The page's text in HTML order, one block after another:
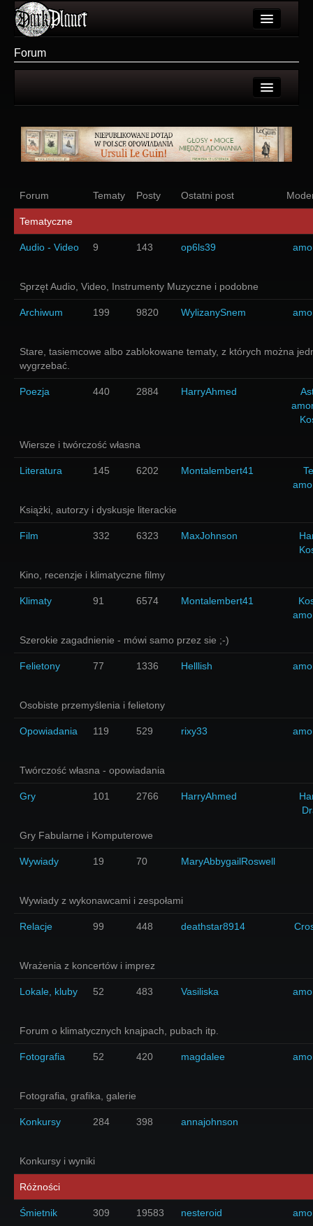
Użytkownicy
Galeria
Forum
Login
Forum
Nowe tematy
Rejestracja
Forum Tematy Posty Ostatni post
Tematyczne
Audio - Video 9 143 op6ls39
Sprzęt Audio, Video, Instrumenty Muzyczne i podobne
Archiwum 199 9820 WylizanySnem
Stare, tasiemcowe albo zablokowane tematy, z których można
wygrzebać.
Poezja 440 2884 HarryAhmed
Wiersze i twórczość własna
Literatura 145 6202 Montalembert41
Książki, autorzy i dyskusje literackie
Film 332 6323 MaxJohnson
Kino, recenzje i klimatyczne filmy
Klimaty 91 6574 Montalembert41
Szerokie zagadnienie - mówi samo przez sie ;-)
Felietony 77 1336 Helllish
Osobiste przemyślenia i felietony
Opowiadania 119 529 rixy33
Twórczość własna - opowiadania
Gry 101 2766 HarryAhmed
Gry Fabularne i Komputerowe
Wywiady 19 70 MaryAbbygailRoswell
Wywiady z wykonawcami i zespołami
Relacje 99 448 deathstar8914
Wrażenia z koncertów i imprez
Lokale, kluby 52 483 Vasiliska
Forum o klimatycznych knajpach, pubach itp.
Fotografia 52 420 magdalee
Fotografia, grafika, galerie
Konkursy 284 398 annajohnson
Konkursy i wyniki
Różności
Śmietnik 309 19583 nesteroid